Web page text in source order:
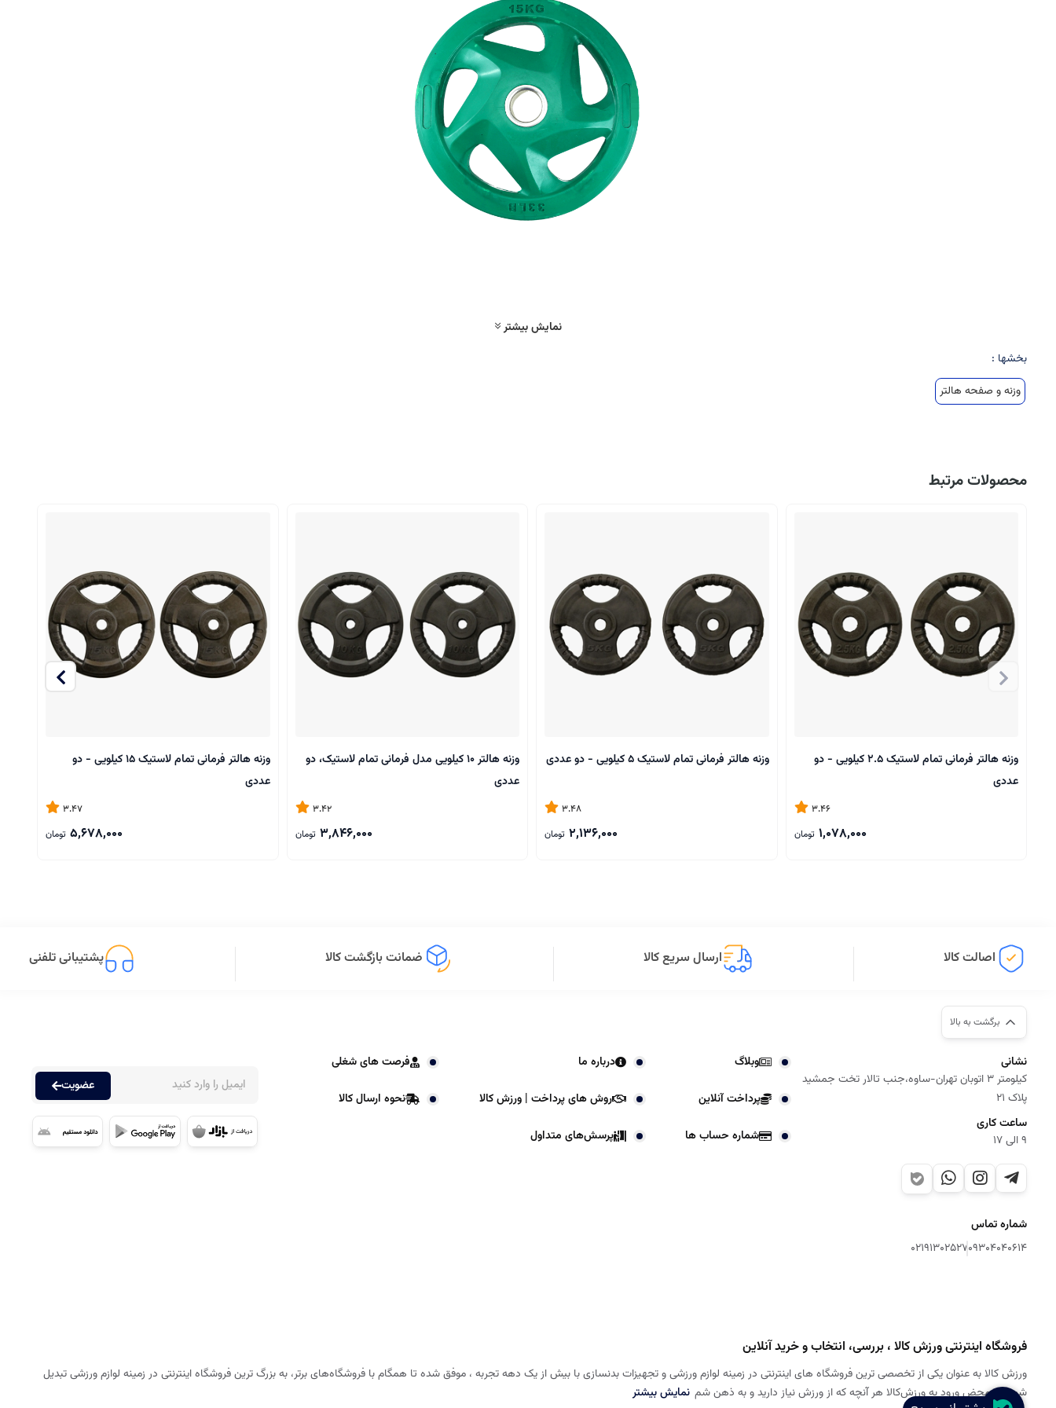
نمایش بیشتر
بخشها :
وزنه و صفحه هالتر
محصولات مرتبط
وزنه هالتر فرمانی تمام لاستیک 2.5 کیلویی - دو
عددی
3.46
1,078,000 تومان
وزنه هالتر فرمانی تمام لاستیک 5 کیلویی - دو عددی
3.48
2,136,000 تومان
وزنه هالتر 10 کیلویی مدل فرمانی تمام لاستیک، دو
عددی
3.42
3,846,000 تومان
وزنه هالتر فرمانی تمام لاستیک 15 کیلویی - دو
عددی
3.47
5,678,000 تومان
اصالت کالا ارسال سریع کالا ضمانت بازگشت کالا پشتیبانی تلفنی
برگشت به بالا
نشانی
کیلومتر 3 اتوبان تهران-ساوه،جنب تالار تخت جمشید
پلاک 21
ساعت کاری
9 الی 17
شماره تماس
09304040614
02191302527
وبلاگ درباره ما فرصت های شغلی
پرداخت آنلاین روش های پرداخت | ورزش کالا نحوه ارسال کالا
شماره حساب ها پرسش‌های متداول
عضویت
فروشگاه اینترنتی ورزش کالا ، بررسی، انتخاب و خرید آنلاین
ورزش کالا به عنوان یکی از تخصصی ترین فروشگاه های اینترنتی در زمینه لوازم ورزشی و تجهیزات بدنسازی با بیش از یک دهه تجربه ، موفق شده تا همگام با فروشگاه‌های برتر، به بزرگ ترین فروشگاه اینترنتی در زمینه لوازم ورزشی تبدیل
شود. به محض ورود به ورزش‌کالا هر آنچه که از ورزش نیاز دارید و به ذهن شم نمایش بیشتر